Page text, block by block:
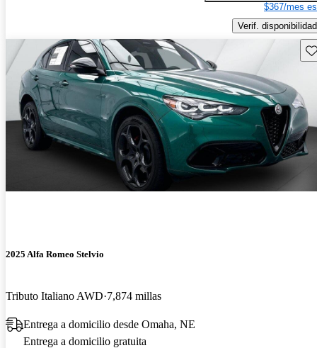
$367/mes
Verif. disponibilidad
2025 Alfa Romeo Stelvio
Tributo Italiano AWD 7,874 millas
Entrega a domicilio desde Omaha, NE
Entrega a domicilio gratuita